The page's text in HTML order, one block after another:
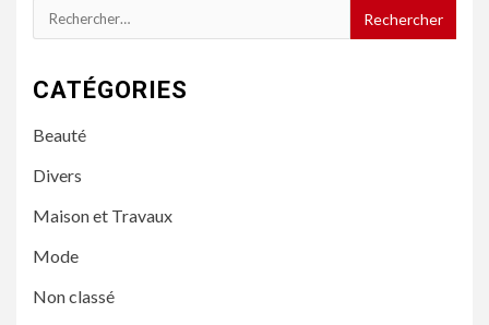
Rechercher :
CATÉGORIES
Beauté
Divers
Maison et Travaux
Mode
Non classé